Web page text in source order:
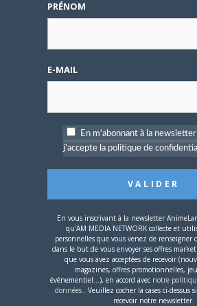
disponible !
Une nouvelle série TV
Digimon en préparation
pour 2027
4 JUILLET 2026 0
[Entretien] Mokochan : «
Lors des prémices du
projet, il était déjà
PRÉNOM
E-MAIL
En m'abonnant à la
j'accepte la politique de
En vous inscrivant à la newsletter
qu'AM MEDIA NETWORK collecte et
personnelles que vous venez de renseigner
dans le but de vous envoyer ses offres
que vous avez acceptées de recevoir
magazines, offres promotionnelles,
événementiel...), en accord avec notre
données . Veuillez cocher la cases ci-dessus
recevoir notre newsletter.